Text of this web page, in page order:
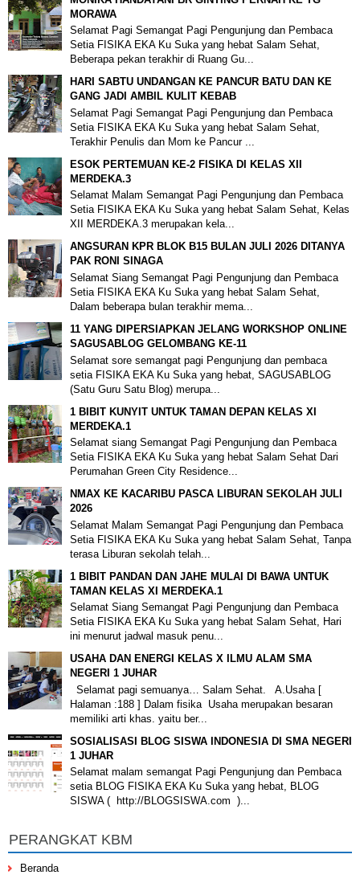
MORAWA
Selamat Pagi Semangat Pagi Pengunjung dan Pembaca
Setia FISIKA EKA Ku Suka yang hebat Salam Sehat,
Beberapa pekan terakhir di Ruang Gu...
HARI SABTU UNDANGAN KE PANCUR BATU DAN KE
GANG JADI AMBIL KULIT KEBAB
Selamat Pagi Semangat Pagi Pengunjung dan Pembaca
Setia FISIKA EKA Ku Suka yang hebat Salam Sehat,
Terakhir Penulis dan Mom ke Pancur ...
ESOK PERTEMUAN KE-2 FISIKA DI KELAS XII
MERDEKA.3
Selamat Malam Semangat Pagi Pengunjung dan Pembaca
Setia FISIKA EKA Ku Suka yang hebat Salam Sehat, Kelas
XII MERDEKA.3 merupakan kela...
ANGSURAN KPR BLOK B15 BULAN JULI 2026 DITANYA
PAK RONI SINAGA
Selamat Siang Semangat Pagi Pengunjung dan Pembaca
Setia FISIKA EKA Ku Suka yang hebat Salam Sehat,
Dalam beberapa bulan terakhir mema...
11 YANG DIPERSIAPKAN JELANG WORKSHOP ONLINE
SAGUSABLOG GELOMBANG KE-11
Selamat sore semangat pagi Pengunjung dan pembaca
setia FISIKA EKA Ku Suka yang hebat, SAGUSABLOG
(Satu Guru Satu Blog) merupa...
1 BIBIT KUNYIT UNTUK TAMAN DEPAN KELAS XI
MERDEKA.1
Selamat siang Semangat Pagi Pengunjung dan Pembaca
Setia FISIKA EKA Ku Suka yang hebat Salam Sehat Dari
Perumahan Green City Residence...
NMAX KE KACARIBU PASCA LIBURAN SEKOLAH JULI
2026
Selamat Malam Semangat Pagi Pengunjung dan Pembaca
Setia FISIKA EKA Ku Suka yang hebat Salam Sehat, Tanpa
terasa Liburan sekolah telah...
1 BIBIT PANDAN DAN JAHE MULAI DI BAWA UNTUK
TAMAN KELAS XI MERDEKA.1
Selamat Siang Semangat Pagi Pengunjung dan Pembaca
Setia FISIKA EKA Ku Suka yang hebat Salam Sehat, Hari
ini menurut jadwal masuk penu...
USAHA DAN ENERGI KELAS X ILMU ALAM SMA
NEGERI 1 JUHAR
Selamat pagi semuanya… Salam Sehat. A.Usaha [
Halaman :188 ] Dalam fisika Usaha merupakan besaran
memiliki arti khas. yaitu ber...
SOSIALISASI BLOG SISWA INDONESIA DI SMA NEGERI
1 JUHAR
Selamat malam semangat Pagi Pengunjung dan Pembaca
setia BLOG FISIKA EKA Ku Suka yang hebat, BLOG
SISWA ( http://BLOGSISWA.com )...
PERANGKAT KBM
Beranda